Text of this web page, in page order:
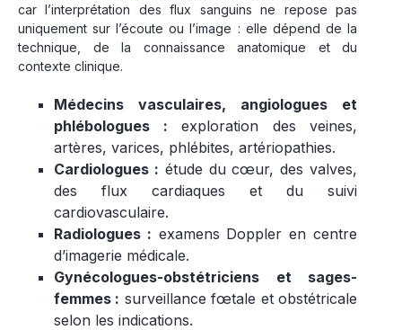
car l’interprétation des flux sanguins ne repose pas
uniquement sur l’écoute ou l’image : elle dépend de la
technique, de la connaissance anatomique et du
contexte clinique.
Médecins vasculaires, angiologues et
phlébologues : exploration des veines,
artères, varices, phlébites, artériopathies.
Cardiologues : étude du cœur, des valves,
des flux cardiaques et du suivi
cardiovasculaire.
Radiologues : examens Doppler en centre
d’imagerie médicale.
Gynécologues-obstétriciens et sages-
femmes : surveillance fœtale et obstétricale
selon les indications.